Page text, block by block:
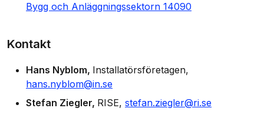
Bygg och Anläggningssektorn 14090
Kontakt
Hans Nyblom Installatörsföretagen
hans.nyblom@in.se
Stefan Ziegler RISE stefan.ziegler@ri.se